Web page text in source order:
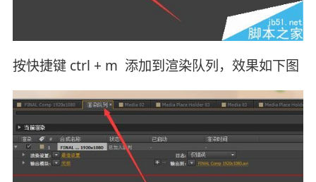
按快捷键 ctrl + m 添加到渲染队列，效果如下图